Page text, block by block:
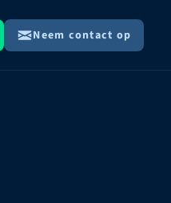
Neem contact op